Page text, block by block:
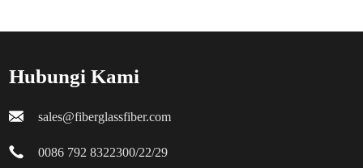
Hubungi Kami
sales@fiberglassfiber.com
0086 792 8322300/22/29